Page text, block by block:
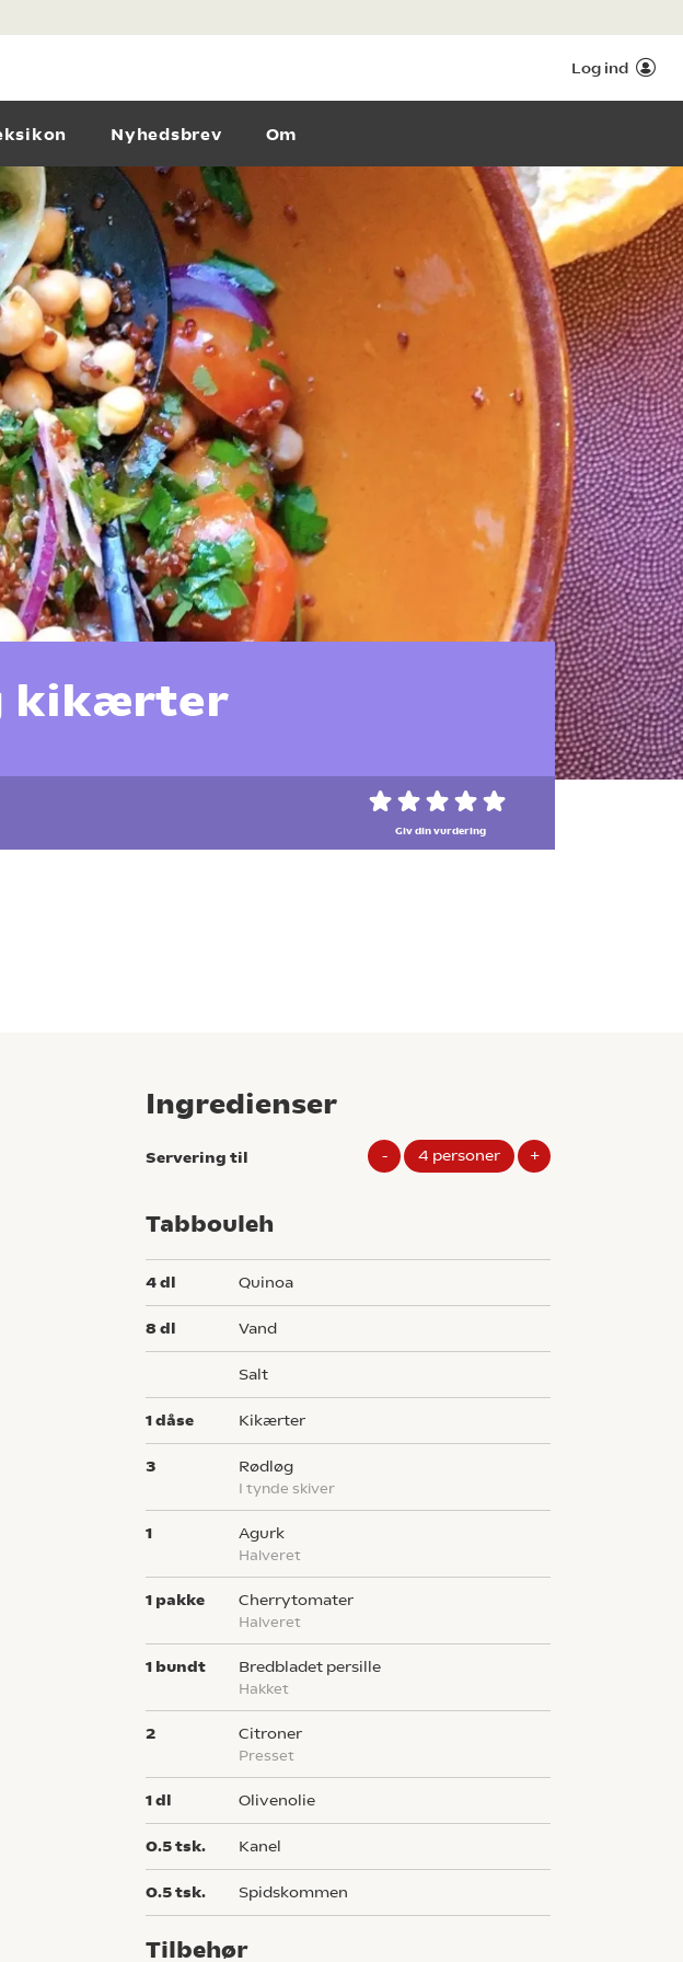
Log ind
Nyhedsbrev Om
kikærter
Giv din vurdering
Ingredienser
Servering til - 4 personer +
Tabbouleh
4dl quinoa
8 dl vand
salt
1dåse kikærter
3 rødløg
i tynde skiver
1 agurk
halveret
1 pakke cherrytomater
halveret
1 bundt bredbladet persille
hakket
2 citroner
presset
1dl olivenolie
0.5tsk. kanel
0.5tsk. spidskommen
Tilbehør